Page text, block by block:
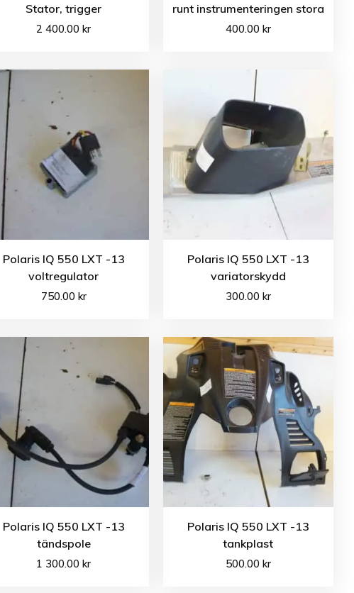
Stator, trigger
2 400.00kr
runt instrumenteringen stora
400.00 kr
Polaris IQ 550 LXT -13
voltregulator
750.00 kr
Polaris IQ 550 LXT -13
variatorskydd
300.00 kr
Polaris IQ 550 LXT -13
tändspole
1 300.00kr
Polaris IQ 550 LXT -13
tankplast
500.00 kr